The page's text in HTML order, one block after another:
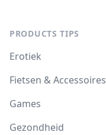
PRODUCTS TIPS
Erotiek
Fietsen & Accessoires
Games
Gezondheid